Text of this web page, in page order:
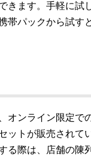
きます。手軽に試
帯パックから試す
オンライン限定で
ットが販売されて
る際は、店舗の陳